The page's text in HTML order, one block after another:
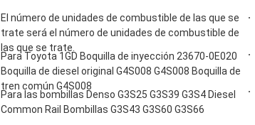
El número de unidades de combustible de las que se
trate será el número de unidades de combustible de
las que se trate.
Para Toyota 1GD Boquilla de inyección 23670-0E020
Boquilla de diesel original G4S008 G4S008 Boquilla de
tren común G4S008
Para las bombillas Denso G3S25 G3S39 G3S4 Diesel
Common Rail Bombillas G3S43 G3S60 G3S66